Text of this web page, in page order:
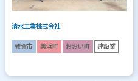
清水工業株式会社
敦賀市 美浜町 おおい町 建設業